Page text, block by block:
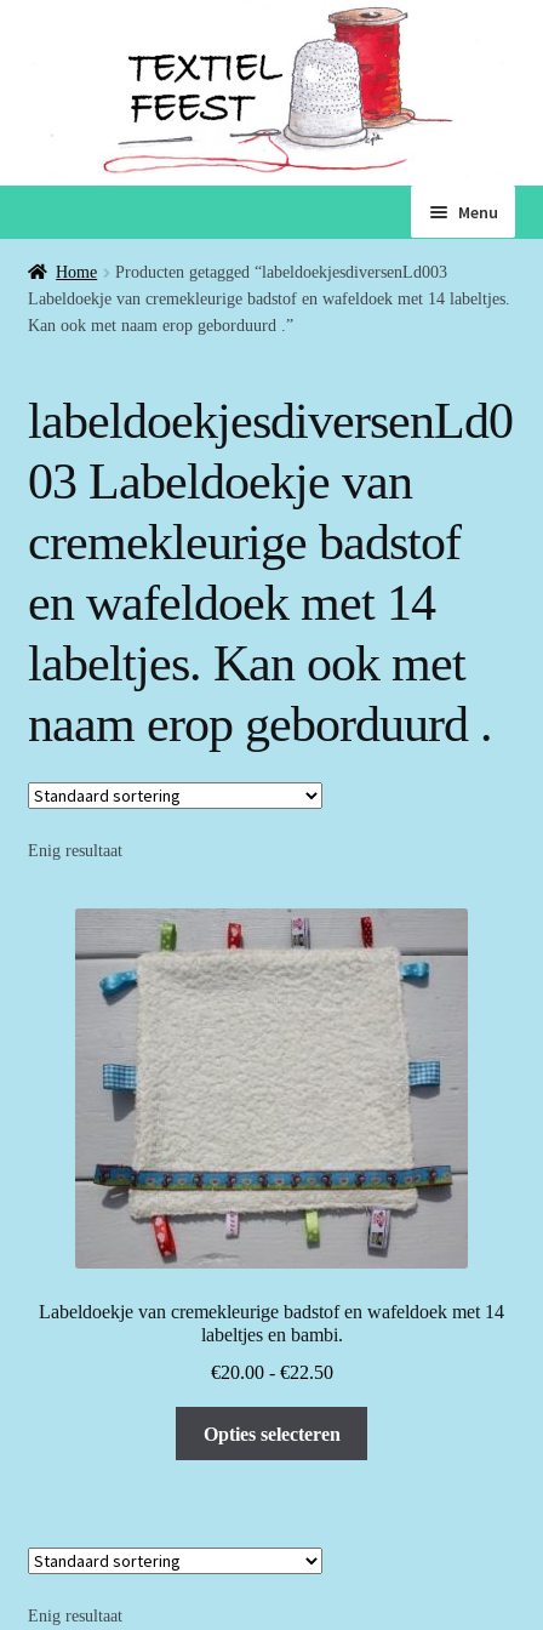
naar
navigatie
de
inhoud
Menu
Home
Winkel
Winkelmand
Voorwaarden
Home
Producten getagged “labeldoekjesdiversenLd003
Labeldoekje van cremekleurige badstof en wafeldoek met 14 labeltjes.
Kan ook met naam erop geborduurd .”
labeldoekjesdiversenLd0
03 Labeldoekje van
cremekleurige badstof
en wafeldoek met 14
labeltjes. Kan ook met
naam erop geborduurd .
Enig resultaat
Labeldoekje van cremekleurige badstof en wafeldoek met 14
labeltjes en bambi.
€20.00 - €22.50Prijsklasse:
tot
€22.50
Opties selecteren
Enig resultaat